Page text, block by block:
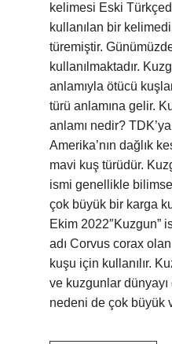
kelimesi Eski
kullanılan bir
türemiştir.
kullanılmaktadır.
anlamıyla ötücü
türü anlamına gelir.
anlamı nedir?
Amerika’nın dağlık
mavi kuş türüdür.
ismi genellikle
çok büyük bir karga
Ekim 2022″Kuzgun”
adı Corvus corax
kuşu için kullanılır.
ve kuzgunlar
nedeni de çok büyük